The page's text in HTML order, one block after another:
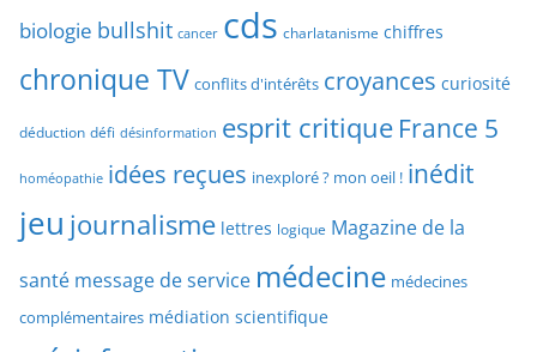
a
y
e
d
’
a
r
h
p
a
t
e
biologie bullshit cancer cds charlatanisme chiffres
chronique TV conflits d'intérêts croyances curiosité
déduction défi désinformation esprit critique France 5
homéopathie idées reçues inexploré ? mon oeil ! inédit
jeu journalisme lettres logique Magazine de la
santé message de service médecine médecines
complémentaires médiation scientifique